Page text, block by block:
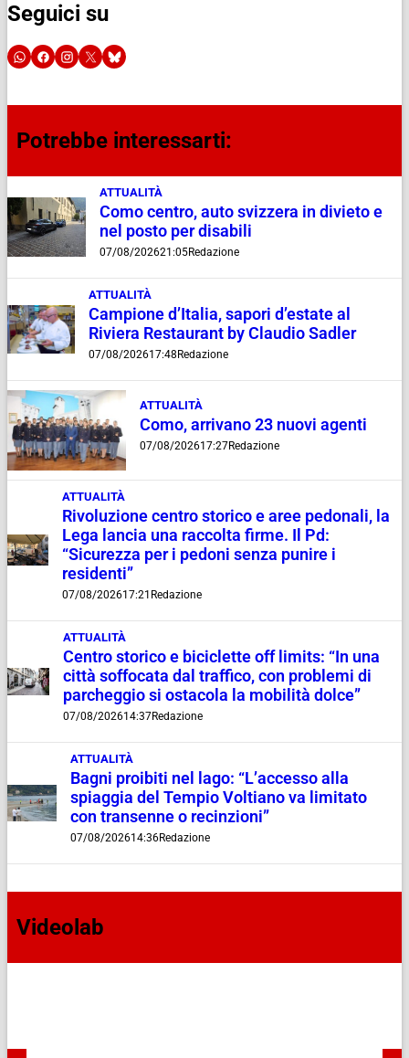
Seguici su
Potrebbe interessarti:
ATTUALITÀ
Como centro, auto svizzera in divieto e
nel posto per disabili
07/08/202621:05Redazione
ATTUALITÀ
Campione d’Italia, sapori d’estate al
Riviera Restaurant by Claudio Sadler
07/08/202617:48 Redazione
ATTUALITÀ
Como, arrivano 23 nuovi agenti
07/08/202617:27Redazione
ATTUALITÀ
Rivoluzione centro storico e aree pedonali, la
Lega lancia una raccolta firme. Il Pd:
“Sicurezza per i pedoni senza punire i
residenti”
07/08/202617:21 Redazione
ATTUALITÀ
Centro storico e biciclette off limits: “In una
città soffocata dal traffico, con problemi di
parcheggio si ostacola la mobilità dolce”
07/08/202614:37Redazione
ATTUALITÀ
Bagni proibiti nel lago: “L’accesso alla
spiaggia del Tempio Voltiano va limitato
con transenne o recinzioni”
07/08/202614:36Redazione
Videolab